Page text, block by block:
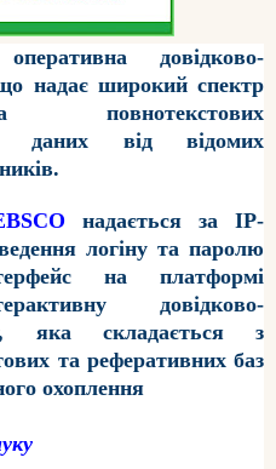
довідково-
що надає широкий спектр
повнотекстових
даних від відомих
надається за IP-
логіну та паролю
на платформі
довідково-
яка складається з
та реферативних баз
охоплення